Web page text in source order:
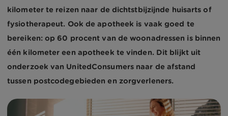
kilometer te reizen naar de dichtstbijzijnde huisarts of
fysiotherapeut. Ook de apotheek is vaak goed te
bereiken: op 60 procent van de woonadressen is binnen
één kilometer een apotheek te vinden. Dit blijkt uit
onderzoek van UnitedConsumers naar de afstand
tussen postcodegebieden en zorgverleners.